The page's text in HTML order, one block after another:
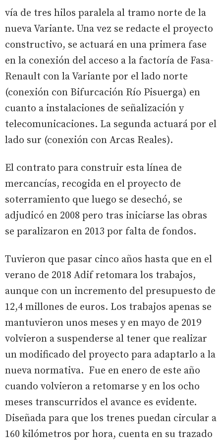
vía de tres hilos paralela al tramo norte de la
nueva Variante. Una vez se redacte el proyecto
constructivo, se actuará en una primera fase
en la conexión del acceso a la factoría de Fasa-
Renault con la Variante por el lado norte
(conexión con Bifurcación Río Pisuerga) en
cuanto a instalaciones de señalización y
telecomunicaciones. La segunda actuará por el
lado sur (conexión con Arcas Reales).
El contrato para construir esta línea de
mercancías, recogida en el proyecto de
soterramiento que luego se desechó, se
adjudicó en 2008 pero tras iniciarse las obras
se paralizaron en 2013 por falta de fondos.
Tuvieron que pasar cinco años hasta que en el
verano de 2018 Adif retomara los trabajos,
aunque con un incremento del presupuesto de
12,4 millones de euros. Los trabajos apenas se
mantuvieron unos meses y en mayo de 2019
volvieron a suspenderse al tener que realizar
un modificado del proyecto para adaptarlo a la
nueva normativa. Fue en enero de este año
cuando volvieron a retomarse y en los ocho
meses transcurridos el avance es evidente.
Diseñada para que los trenes puedan circular a
160 kilómetros por hora, cuenta en su trazado